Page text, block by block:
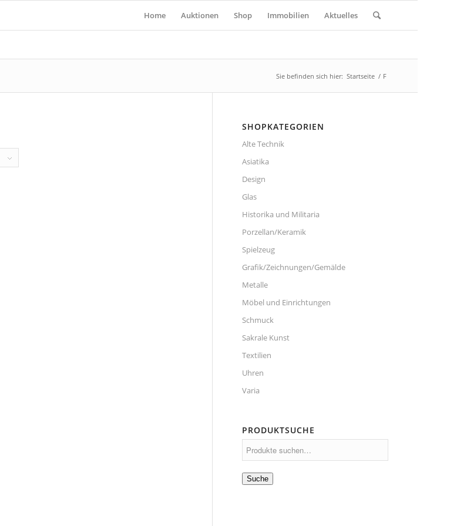
Home Auktionen Shop Immobilien Aktuelles
Sie befinden sich hier: Startseite / F
SHOPKATEGORIEN
Alte Technik
Asiatika
Design
Glas
Historika und Militaria
Porzellan/Keramik
Spielzeug
Grafik/Zeichnungen/Gemälde
Metalle
Möbel und Einrichtungen
Schmuck
Sakrale Kunst
Textilien
Uhren
Varia
PRODUKTSUCHE
Suche